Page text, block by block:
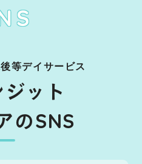
等デイサービス
ジット
のSNS